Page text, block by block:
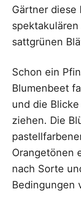
Gärtner diese
sattgrünen
Schon ein
Blumenbeet
und die
ziehen. Die
Orangetönen
nach Sorte
Bedingungen